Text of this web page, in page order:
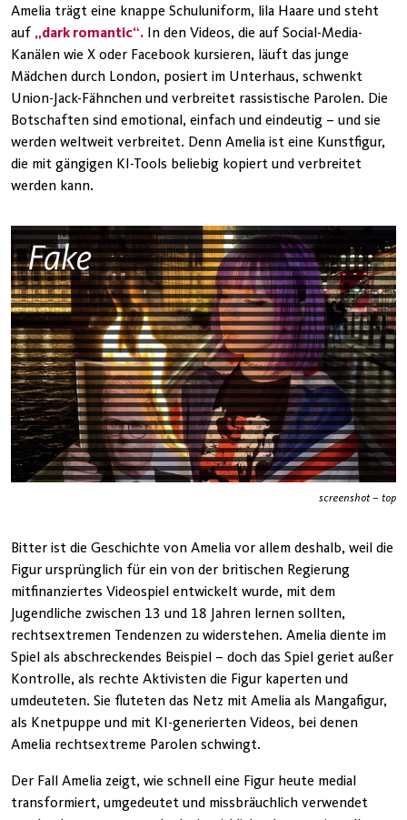
Amelia trägt eine knappe Schuluniform, lila Haare und steht
auf „dark romantic“. In den Videos, die auf Social-Media-
Kanälen wie X oder Facebook kursieren, läuft das junge
Mädchen durch London, posiert im Unterhaus, schwenkt
Union-Jack-Fähnchen und verbreitet rassistische Parolen. Die
Botschaften sind emotional, einfach und eindeutig – und sie
werden weltweit verbreitet. Denn Amelia ist eine Kunstfigur,
die mit gängigen KI-Tools beliebig kopiert und verbreitet
werden kann.
screenshot – top
Bitter ist die Geschichte von Amelia vor allem deshalb, weil die
Figur ursprünglich für ein von der britischen Regierung
mitfinanziertes Videospiel entwickelt wurde, mit dem
Jugendliche zwischen 13 und 18 Jahren lernen sollten,
rechtsextremen Tendenzen zu widerstehen. Amelia diente im
Spiel als abschreckendes Beispiel – doch das Spiel geriet außer
Kontrolle, als rechte Aktivisten die Figur kaperten und
umdeuteten. Sie fluteten das Netz mit Amelia als Mangafigur,
als Knetpuppe und mit KI-generierten Videos, bei denen
Amelia rechtsextreme Parolen schwingt.
Der Fall Amelia zeigt, wie schnell eine Figur heute medial
transformiert, umgedeutet und missbräuchlich verwendet